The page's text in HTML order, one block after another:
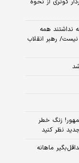
نداشتند همه
رهبر انقلاب
زنگ خطر
نظر کنید
ماهانه